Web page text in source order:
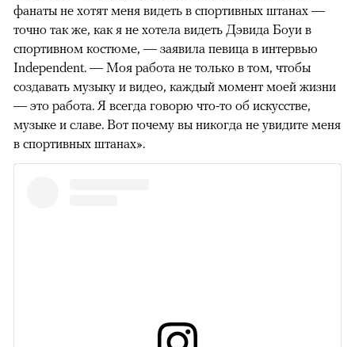
фанаты не хотят меня видеть в спортивных штанах —
точно так же, как я не хотела видеть Дэвида Боуи в
спортивном костюме, — заявила певица в интервью
Independent. — Моя работа не только в том, чтобы
создавать музыку и видео, каждый момент моей жизни
— это работа. Я всегда говорю что-то об искусстве,
музыке и славе. Вот почему вы никогда не увидите меня
в спортивных штанах».